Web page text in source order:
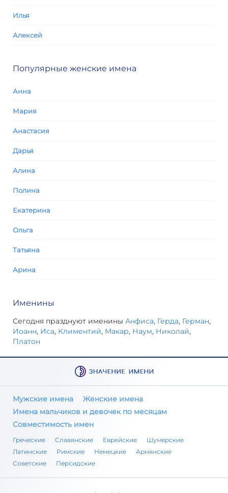
Илья
Алексей
Популярные женские имена
Анна
Мария
Анастасия
Дарья
Алина
Полина
Екатерина
Ольга
Татьяна
Арина
Именины
Сегодня празднуют именины Анфиса, Герда, Герман,
Иоанн, Иса, Климентий, Макар, Наум, Николай,
Платон
Мужские имена
Женские имена
Имена мальчиков и девочек по месяцам
Совместимость имен
Греческие Славянские Еврейские
Шумерские
Латинские
Римские Немецкие
Армянские
Советские
Персидские